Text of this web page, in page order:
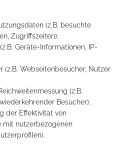
(z.B. besuchte
Zugriffszeiten);
Geräte-Informationen, IP-
(z.B. Webseitenbesucher, Nutzer
(z.B.
Besucher);
der Effektivität von
mit nutzerbezogenen